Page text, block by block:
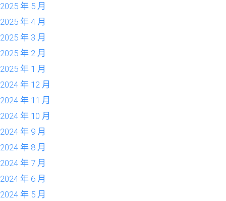
2025 年 5 月
2025 年 4 月
2025 年 3 月
2025 年 2 月
2025 年 1 月
2024 年 12 月
2024 年 11 月
2024 年 10 月
2024 年 9 月
2024 年 8 月
2024 年 7 月
2024 年 6 月
2024 年 5 月